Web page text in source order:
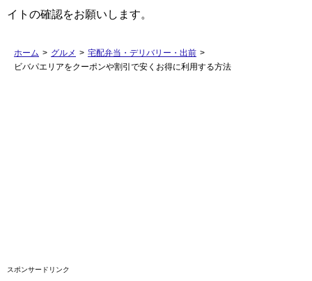
イトの確認をお願いします。
ホーム > グルメ > 宅配弁当・デリバリー・出前 >
ビバパエリアをクーポンや割引で安くお得に利用する方法
スポンサードリンク